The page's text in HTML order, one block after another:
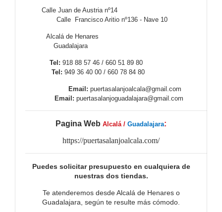
Calle Juan de Austria nº14
Calle Francisco Aritio nº136 - Nave 10
Alcalá de Henares
Guadalajara
Tel: 918 88 57 46 / 660 51 89 80
Tel: 949 36 40 00 / 660 78 84 80
Email: puertasalanjoalcala@gmail.com
Email: puertasalanjoguadalajara@gmail.com
Pagina Web Alcalá / Guadalajara:
https://puertasalanjoalcala.com/
Puedes solicitar presupuesto en cualquiera de
nuestras dos tiendas.
Te atenderemos desde Alcalá de Henares o
Guadalajara, según te resulte más cómodo.